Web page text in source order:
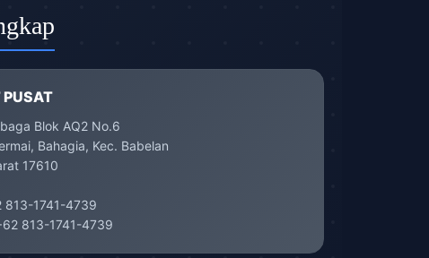
PUSAT
Blok AQ2 No.6
Bahagia, Kec. Babelan
17610
1741-4739
813-1741-4739